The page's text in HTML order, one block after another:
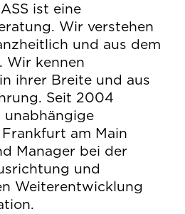
ist eine
Wir verstehen
und aus dem
Wir kennen
ihrer Breite und aus
Seit 2004
am Main
Manager bei der
und
Weiterentwicklung